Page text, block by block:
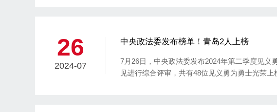
26
2024-07
中央政法委发布榜单！青岛2人上榜
7月26日，中央政法委发布2024年第二季度见
见进行综合评审，共有48位见义勇为勇士光荣